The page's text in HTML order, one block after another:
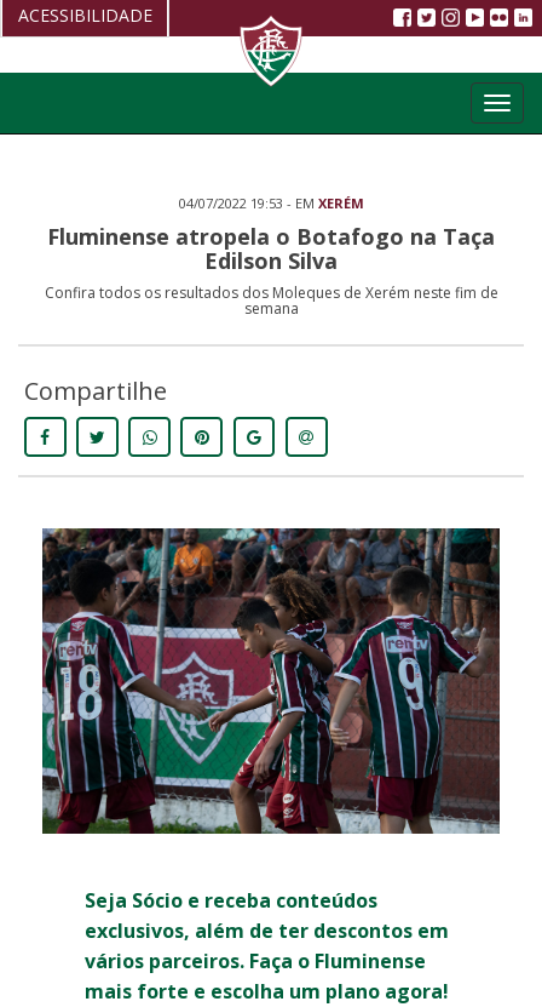
04/07/2022 19:53 - EM XERÉM
Fluminense atropela o Botafogo na Taça
Edilson Silva
Confira todos os resultados dos Moleques de Xerém neste fim de
semana
Compartilhe
Seja Sócio e receba conteúdos
exclusivos, além de ter descontos em
vários parceiros. Faça o Fluminense
mais forte e escolha um plano agora!
ACESSIBILIDADE